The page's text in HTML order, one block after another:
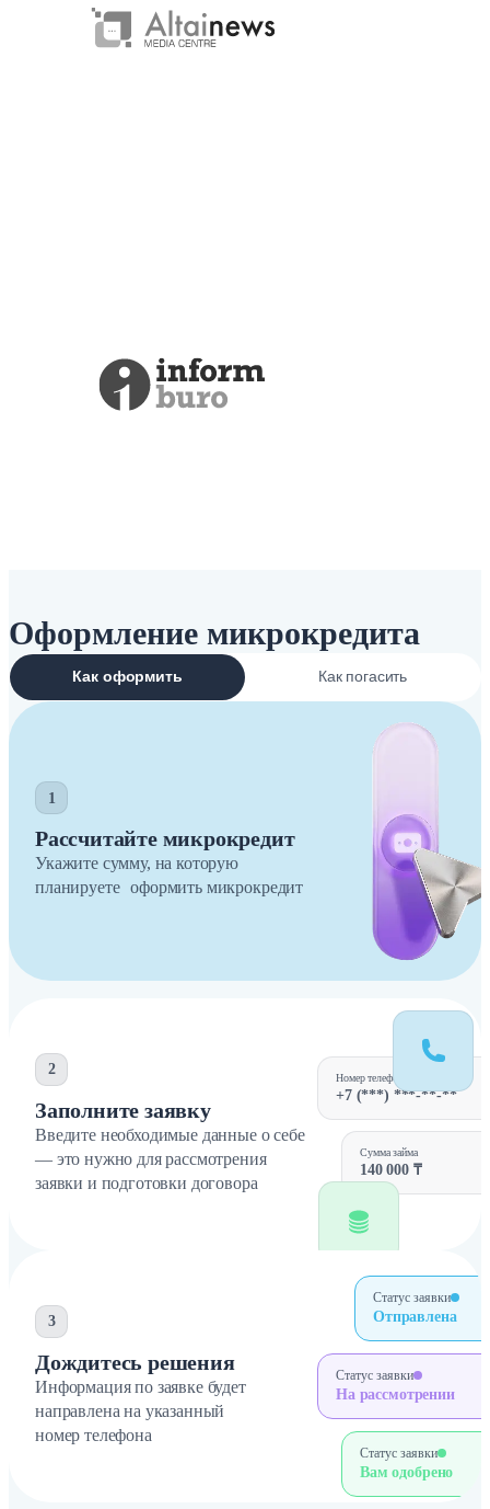
Оформление микрокредита
Как оформить Как погасить
1
Рассчитайте микрокредит
Укажите сумму, на которую
планируете оформить микрокредит
2
Заполните заявку
Введите необходимые данные о себе
— это нужно для рассмотрения
заявки и подготовки договора
Номер телефона
+7 (***) ***-**-**
Сумма займа
140 000 ₸
3
Дождитесь решения
Информация по заявке будет
направлена на указанный
номер телефона
Статус заявки
Отправлена
Статус заявки
На рассмотрении
Статус заявки
Вам одобрено